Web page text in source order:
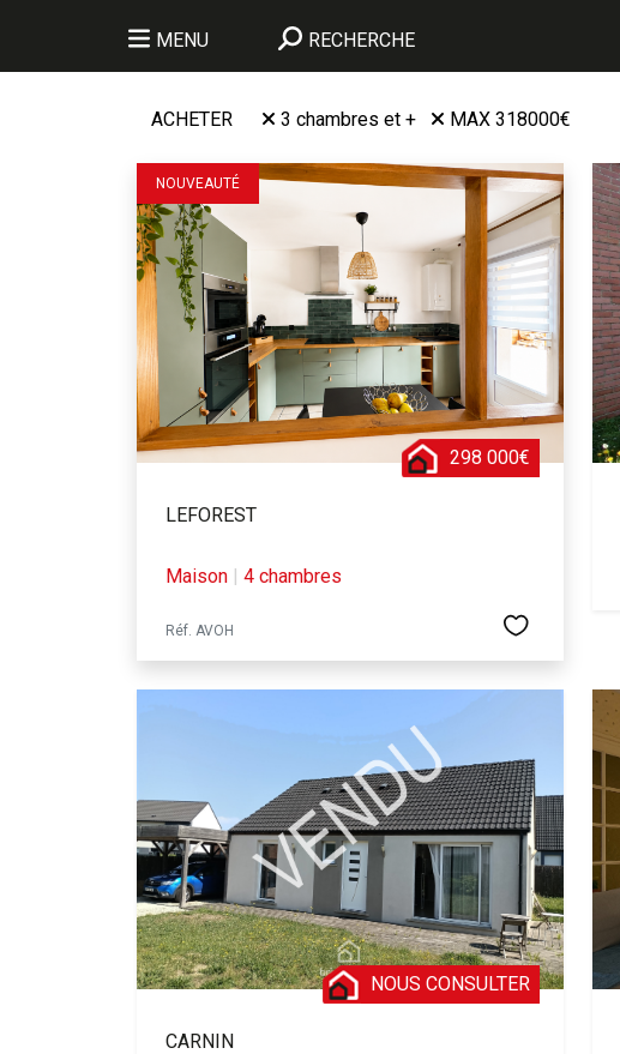
MENU RECHERCHE
ACHETER 3 chambres et + MAX 318000€
NOUVEAUTÉ
298 000€
LEFOREST
Maison | 4 chambres
Réf. AVOH
NOUS CONSULTER
CARNIN